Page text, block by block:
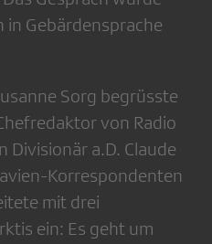
Gebärdensprache
Sorg begrüsste
von Radio
Divisionär a.D. Claude
Korrespondenten
mit drei
ein: Es geht um